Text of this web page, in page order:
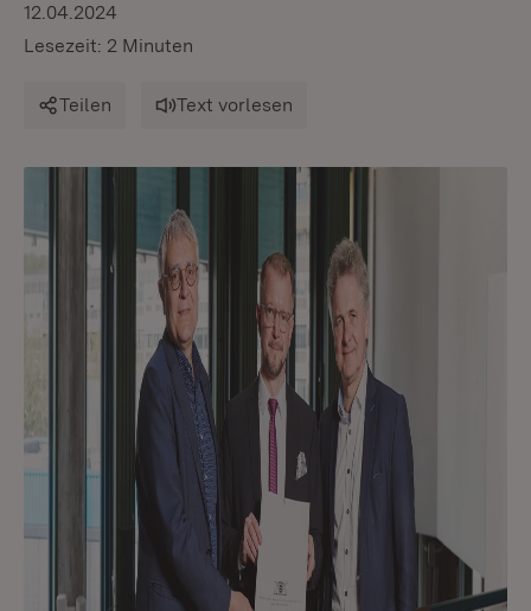
12.04.2024
Lesezeit: 2 Minuten
Teilen Text vorlesen